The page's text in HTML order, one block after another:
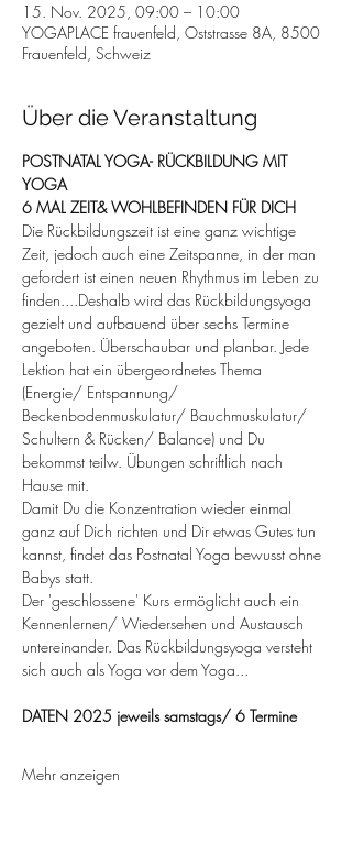
15. Nov. 2025, 09:00 – 10:00
YOGAPLACE frauenfeld, Oststrasse 8A, 8500
Frauenfeld, Schweiz
Über die Veranstaltung
POSTNATAL YOGA- RÜCKBILDUNG MIT
YOGA
6 MAL ZEIT& WOHLBEFINDEN FÜR DICH
Die Rückbildungszeit ist eine ganz wichtige
Zeit, jedoch auch eine Zeitspanne, in der man
gefordert ist einen neuen Rhythmus im Leben zu
finden....Deshalb wird das Rückbildungsyoga
gezielt und aufbauend über sechs Termine
angeboten. Überschaubar und planbar. Jede
Lektion hat ein übergeordnetes Thema
(Energie/ Entspannung/
Beckenbodenmuskulatur/ Bauchmuskulatur/
Schultern & Rücken/ Balance) und Du
bekommst teilw. Übungen schriftlich nach
Hause mit.
Damit Du die Konzentration wieder einmal
ganz auf Dich richten und Dir etwas Gutes tun
kannst, findet das Postnatal Yoga bewusst ohne
Babys statt.
Der 'geschlossene' Kurs ermöglicht auch ein
Kennenlernen/ Wiedersehen und Austausch
untereinander. Das Rückbildungsyoga versteht
sich auch als Yoga vor dem Yoga...
DATEN 2025 jeweils samstags/ 6 Termine
Mehr anzeigen